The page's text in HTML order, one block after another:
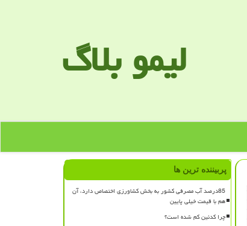
لیمو بلاگ
پربیننده ترین ها
85درصد آب مصرفی کشور به بخش کشاورزی اختصاص دارد، آن
هم با قیمت خیلی پایین
چرا کدئین کم شده است؟